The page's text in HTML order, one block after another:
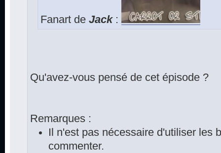
Fanart de Jack:
Qu'avez-vous pensé de cet épisode ?
Remarques :
Il n'est pas nécessaire d'utiliser les
commenter.